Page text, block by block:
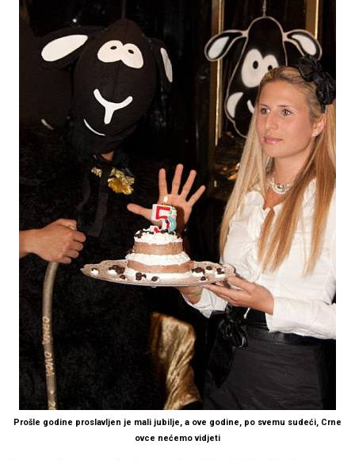
Prošle godine proslavljen je mali jubilje, a ove godine, po svemu sudeći, Crne
ovce nećemo vidjeti